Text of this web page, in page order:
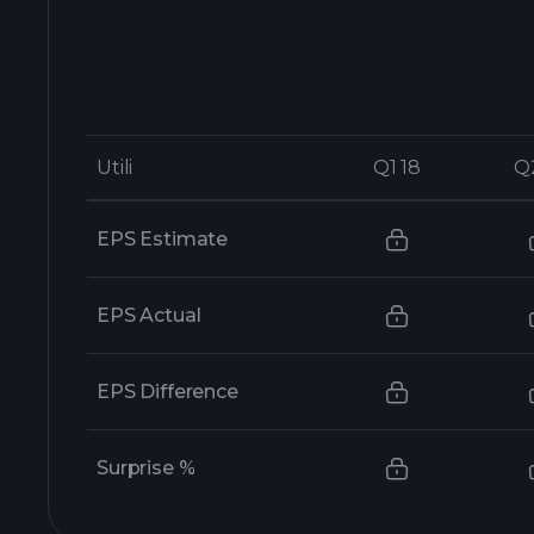
Utili Q1 18
Utili Q1 18
EPS Estimate
EPS Actual
EPS Difference
Surprise %